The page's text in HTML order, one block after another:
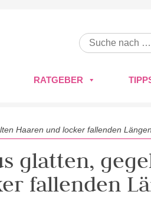
RATGEBER
Haaren und locker fallenden Längen
glatten,
fallenden